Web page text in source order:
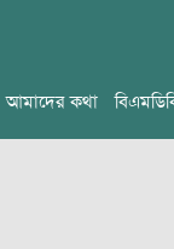
আমাদের কথা